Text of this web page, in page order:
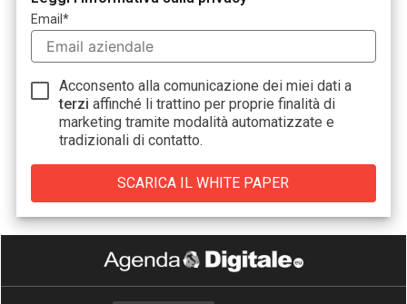
Email*
Acconsento alla comunicazione dei miei dati a
terzi affinché li trattino per proprie finalità di
marketing tramite modalità automatizzate e
tradizionali di contatto.